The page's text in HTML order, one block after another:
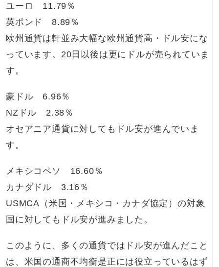
ユーロ 11.79％
英ポンド 8.89％
欧州通貨は軒並み大幅な欧州通貨高・ドル安にな
っています。20日以後は更にドルが売られていま
す。
豪ドル 6.96％
NZドル 2.38％
オセアニア通貨に対してもドル安が進んでいま
す。
メキシコペソ 16.60％
カナダドル 3.16％
USMCA（米国・メキシコ・カナダ協定）の対象
国に対してもドル安が進みました。
このように、多くの通貨ではドル安が進んだこと
は、米国の通商不均衡是正には役立っているはず